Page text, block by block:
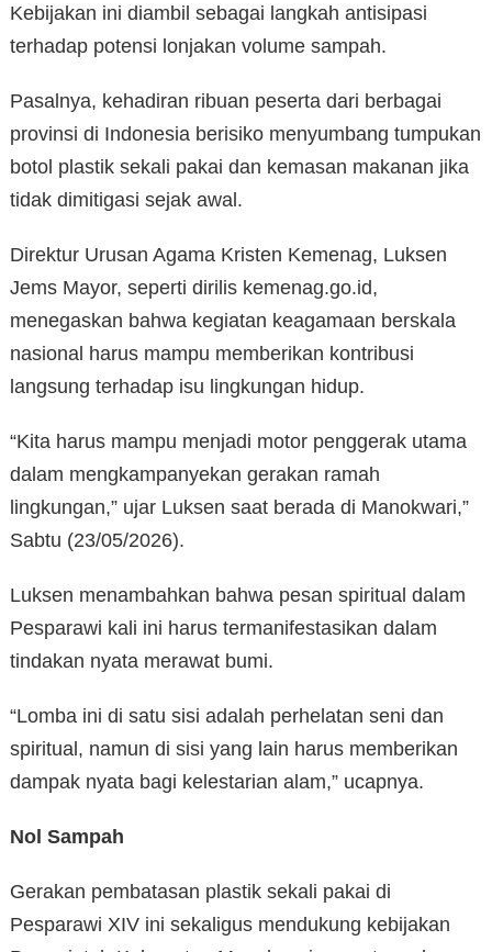
Kebijakan ini diambil sebagai langkah antisipasi
terhadap potensi lonjakan volume sampah.
Pasalnya, kehadiran ribuan peserta dari berbagai
provinsi di Indonesia berisiko menyumbang tumpukan
botol plastik sekali pakai dan kemasan makanan jika
tidak dimitigasi sejak awal.
Direktur Urusan Agama Kristen Kemenag, Luksen
Jems Mayor, seperti dirilis kemenag.go.id,
menegaskan bahwa kegiatan keagamaan berskala
nasional harus mampu memberikan kontribusi
langsung terhadap isu lingkungan hidup.
“Kita harus mampu menjadi motor penggerak utama
dalam mengkampanyekan gerakan ramah
lingkungan,” ujar Luksen saat berada di Manokwari,”
Sabtu (23/05/2026).
Luksen menambahkan bahwa pesan spiritual dalam
Pesparawi kali ini harus termanifestasikan dalam
tindakan nyata merawat bumi.
“Lomba ini di satu sisi adalah perhelatan seni dan
spiritual, namun di sisi yang lain harus memberikan
dampak nyata bagi kelestarian alam,” ucapnya.
Nol Sampah
Gerakan pembatasan plastik sekali pakai di
Pesparawi XIV ini sekaligus mendukung kebijakan